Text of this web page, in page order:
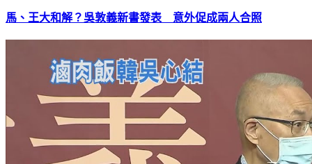
馬、王大和解？吳敦義新書發表 意外促成兩人合照